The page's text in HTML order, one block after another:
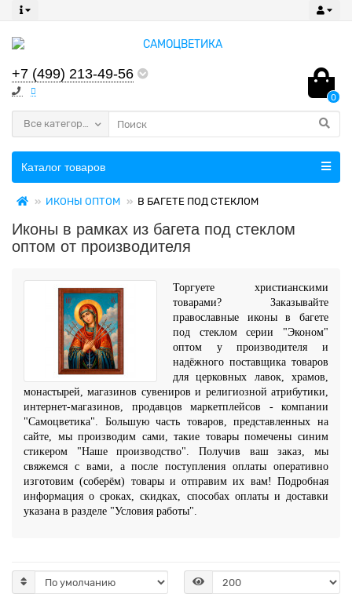
+7 (499) 213-49-56
0
Все категории
Каталог товаров
ИКОНЫ ОПТОМ В БАГЕТЕ ПОД СТЕКЛОМ
Иконы в рамках из багета под стеклом
оптом от производителя
Торгуете христианскими
товарами? Заказывайте
православные иконы в багете
под стекломсерии "Эконом"
оптом упроизводителя и
надёжного поставщика товаров
для церковных лавок, храмов,
монастырей, магазинов сувениров и религиозной атрибутики,
интернет-магазинов, продавцов маркетплейсов - компании
"Самоцветика". Большую часть товаров, представленных на
сайте, мы производим сами, такие товары помечены синим
стикером "Наше производство". Получив ваш заказ, мы
свяжемся с вами, а после поступления оплаты оперативно
изготовим (соберём) товары и отправим их вам! Подробная
информация о сроках, скидках, способах оплаты и доставки
указана в разделе "Условия работы".